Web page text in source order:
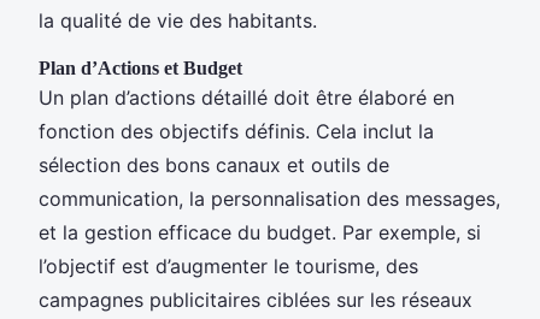
la qualité de vie des habitants.
Plan d’Actions et Budget
Un plan d’actions détaillé doit être élaboré en
fonction des objectifs définis. Cela inclut la
sélection des bons canaux et outils de
communication, la personnalisation des messages,
et la gestion efficace du budget. Par exemple, si
l’objectif est d’augmenter le tourisme, des
campagnes publicitaires ciblées sur les réseaux